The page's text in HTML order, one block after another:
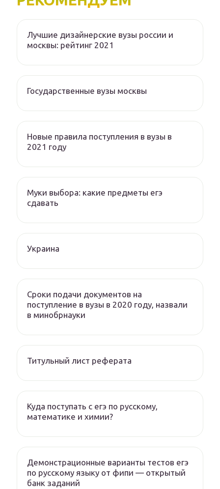
Лучшие дизайнерские вузы россии и
москвы: рейтинг 2021
Государственные вузы москвы
Новые правила поступления в вузы в
2021 году
Муки выбора: какие предметы егэ
сдавать
Украина
Сроки подачи документов на
поступление в вузы в 2020 году, назвали
в минобрнауки
Титульный лист реферата
Куда поступать с егэ по русскому,
математике и химии?
Демонстрационные варианты тестов егэ
по русскому языку от фипи — открытый
банк заданий